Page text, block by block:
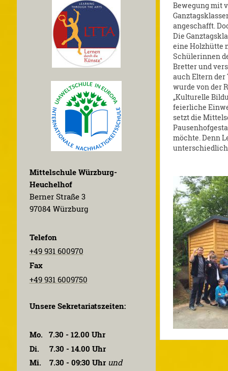
Bewegung mit
angeschafft.
Die
eine Holzhütte
Schülerinnen
Bretter und
auch Eltern der
wurde von der
„Kulturelle
feierliche
setzt die
möchte. Denn
Mittelschule Würzburg-
Heuchelhof
Berner Straße 3
97084 Würzburg
Telefon
+49 931 600970
Fax
+49 931 6009750
Unsere Sekretariatszeiten:
Mo. 7.30 - 12.00 Uhr
Di. 7.30 - 14.00 Uhr
Mi. 7.30 - 09:30 Uhr und